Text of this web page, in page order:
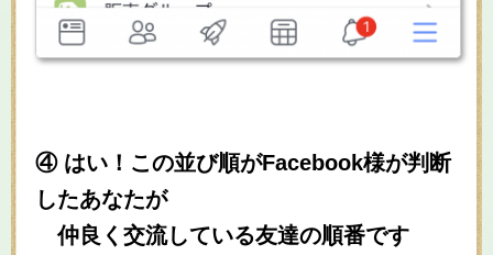
④ はい！この並び順がFacebook様が判断
したあなたが
仲良く交流している友達の順番です